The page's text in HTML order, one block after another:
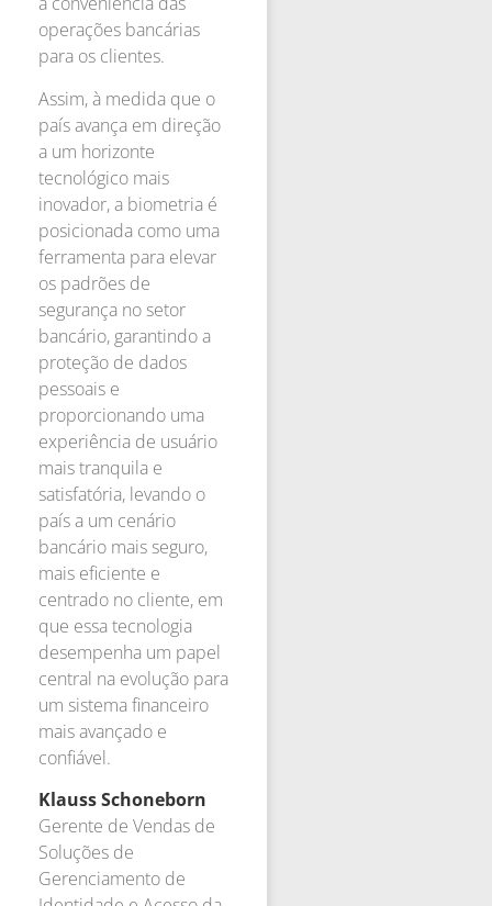
operações bancárias
para os clientes.
Assim, à medida que o
país avança em direção
a um horizonte
tecnológico mais
inovador, a biometria é
posicionada como uma
ferramenta para elevar
os padrões de
segurança no setor
bancário, garantindo a
proteção de dados
pessoais e
proporcionando uma
experiência de usuário
mais tranquila e
satisfatória, levando o
país a um cenário
bancário mais seguro,
mais eficiente e
centrado no cliente, em
que essa tecnologia
desempenha um papel
central na evolução para
um sistema financeiro
mais avançado e
confiável.
Klauss Schoneborn
Gerente de Vendas de
Soluções de
Gerenciamento de